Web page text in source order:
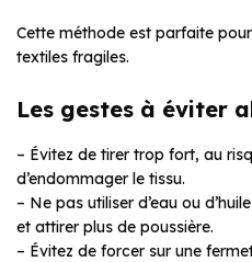
Cette méthode est parfaite
textiles fragiles.
Les gestes à éviter
– Évitez de tirer trop fort, au
d’endommager le tissu.
– Ne pas utiliser d’eau ou
et attirer plus de poussière.
– Évitez de forcer sur une